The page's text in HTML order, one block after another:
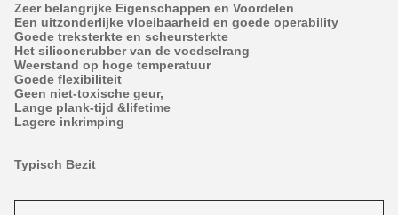
Zeer belangrijke Eigenschappen en Voordelen
Een uitzonderlijke vloeibaarheid en goede operability
Goede treksterkte en scheursterkte
Het siliconerubber van de voedselrang
Weerstand op hoge temperatuur
Goede flexibiliteit
Geen niet-toxische geur,
Lange plank-tijd &lifetime
Lagere inkrimping
Typisch Bezit